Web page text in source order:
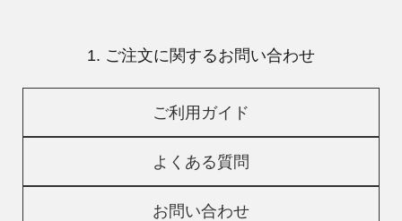
1. ご注文に関するお問い合わせ
ご利用ガイド
よくある質問
お問い合わせ